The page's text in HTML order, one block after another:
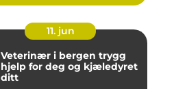
11. jun
Veterinær i bergen trygg
hjelp for deg og kjæledyret
ditt